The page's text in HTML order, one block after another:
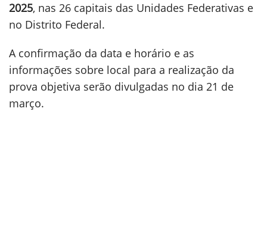
2025, nas 26 capitais das Unidades Federativas e
no Distrito Federal.
A confirmação da data e horário e as
informações sobre local para a realização da
prova objetiva serão divulgadas no dia 21 de
março.